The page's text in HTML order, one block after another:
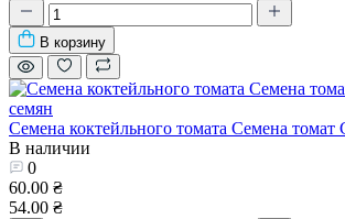
В корзину
Семена коктейльного томата Семена томат
В наличии
0
60.00 ₴
54.00 ₴